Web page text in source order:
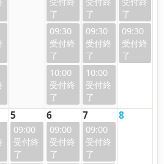
09:30
10:00
09:30
10:00
09:30
5
09:00
6
09:00
7
09:00
8